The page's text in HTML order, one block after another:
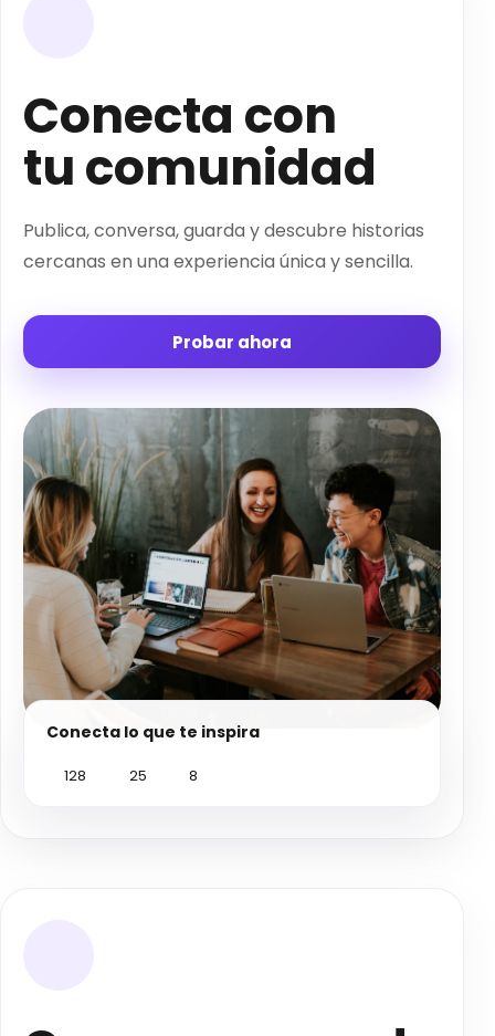
Conecta con
tu comunidad
Publica, conversa, guarda y descubre historias
cercanas en una experiencia única y sencilla.
Probar ahora
Conecta lo que te inspira
128 25 8